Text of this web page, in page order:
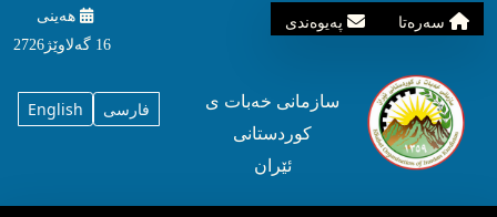
سه‌ره‌تا په‌یوه‌ندی
هه‌ینی
16 گه‌لاوێژ2726
English فارسی
سازمانی خه‌بات ی
کوردستانی
ئێران